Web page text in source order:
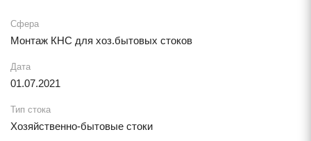
Сфера
Монтаж КНС для хоз.бытовых стоко
Дата
01.07.2021
Тип стока
Хозяйственно-бытовые стоки